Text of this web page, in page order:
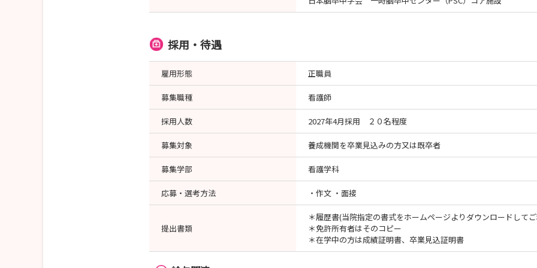
採用・待遇
雇用形態 正職員
募集職種 看護師
採用人数 2027年4月採用 ２０名程度
募集対象 養成機関を卒業見込みの方又は既卒者
募集学部 看護学科
応募・選考方法 ・作文 ・面接
提出書類
＊履歴書(当院指定の書式をホームページよりダウンロードしてご
＊免許所有者はそのコピー
＊在学中の方は成績証明書、卒業見込証明書